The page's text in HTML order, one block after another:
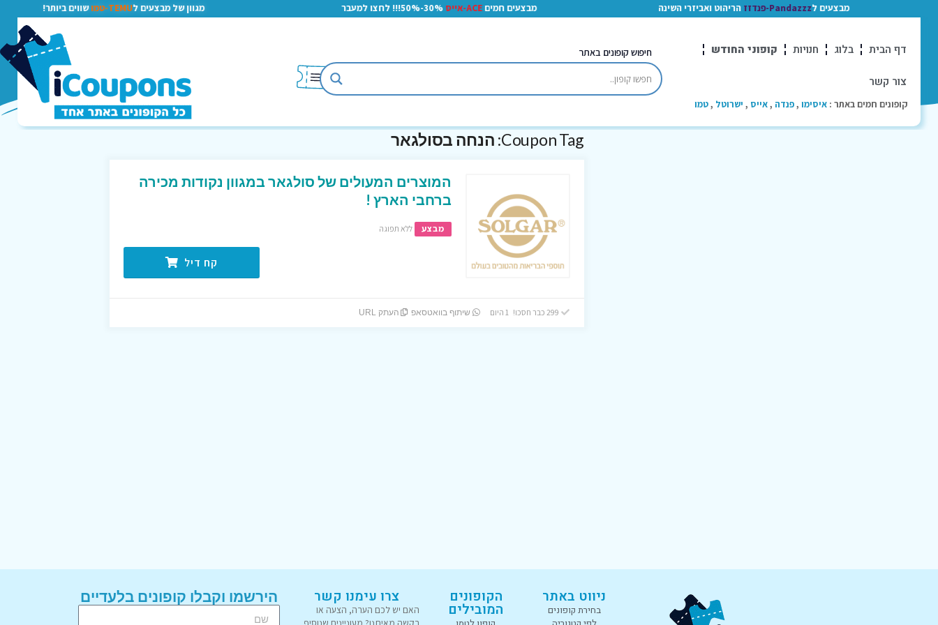
מבצעים ל Pandazzz-פנדזז הריהוט ואביזרי השינה מבצעים חמיםACE-אייס 30%-50%!!! לחצו למעבר מגוון של מבצעים לTEMU-טמו שווים ביותר!
דף הבית בלוג חנויות קופוני החודש
צור קשר
קופונים חמים באתר : איסימו ,פנדה ,אייס , ישרוטל ,טמו
חיפוש קופונים באתר
Coupon Tag: הנחה בסולגאר
המוצרים המעולים של סולגאר במגוון נקודות מכירה
ברחבי הארץ !
מבצע ללא תפוגה
קח דיל
שיתוף בוואטסאפ העתק URL
ניווט באתר
בחירת קופונים
הקופונים
המובילים
צרו עימנו קשר
האם יש לכם הערה, הצעה או
הירשמו וקבלו קופונים בלעדיים